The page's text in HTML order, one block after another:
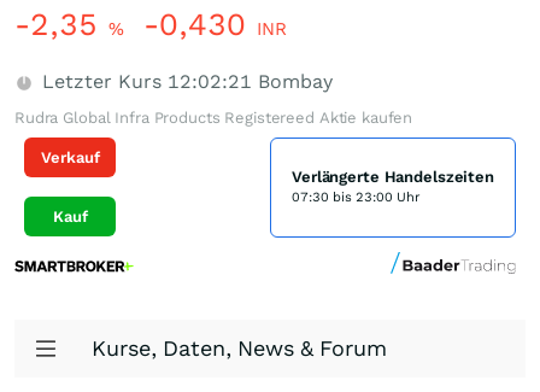
-2,35 % -0,430 INR
Letzter Kurs 12:02:21 Bombay
Rudra Global Infra Products Registereed Aktie kaufen
Verkauf
Kauf
Verlängerte Handelszeiten
07:30 bis 23:00 Uhr
Kurse, Daten, News & Forum